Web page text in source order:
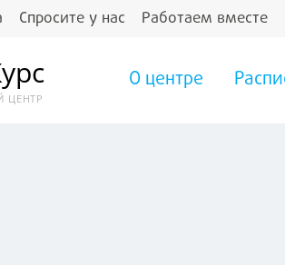
Спросите у нас Работаем вместе
ЦЕНТР
О центре